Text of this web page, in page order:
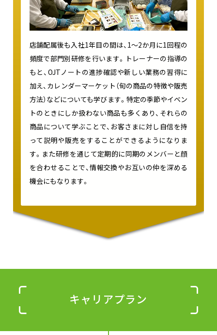
店舗配属後も入社1年目の間は、1～2か月に1回程の
頻度で部門別研修を行います。トレーナーの指導の
もと、OJTノートの進捗確認や新しい業務の習得に
加え、カレンダーマーケット（旬の商品の特徴や販売
方法）などについても学びます。特定の季節やイベン
トのときにしか扱わない商品も多くあり、それらの
商品について学ぶことで、お客さまに対し自信を持
って説明や販売をすることができるようになりま
す。また研修を通じて定期的に同期のメンバーと顔
を合わせることで、情報交換やお互いの仲を深める
機会にもなります。
キャリアプラン